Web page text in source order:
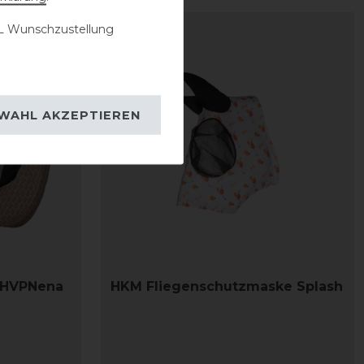
HKM Fliegenschutzmaske Splash
Wunschzustellung
AKZEPTIEREN